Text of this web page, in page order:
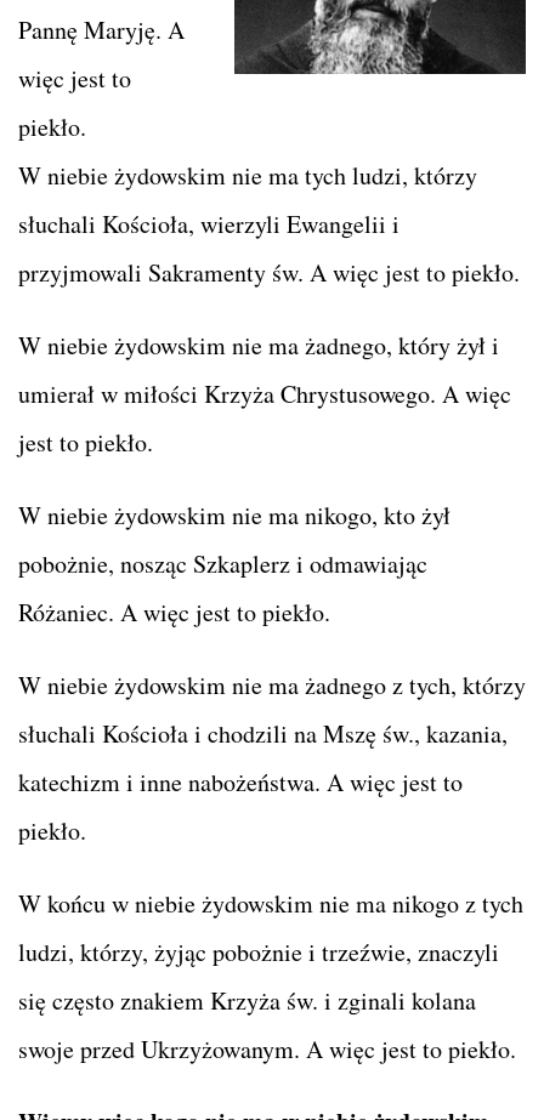
Pannę Maryję. A
więc jest to
piekło.
W niebie żydowskim nie ma tych ludzi, którzy
słuchali Kościoła, wierzyli Ewangelii i
przyjmowali Sakramenty św. A więc jest to piekło.
W niebie żydowskim nie ma żadnego, który żył i
umierał w miłości Krzyża Chrystusowego. A więc
jest to piekło.
W niebie żydowskim nie ma nikogo, kto żył
pobożnie, nosząc Szkaplerz i odmawiając
Różaniec. A więc jest to piekło.
W niebie żydowskim nie ma żadnego z tych, którzy
słuchali Kościoła i chodzili na Mszę św., kazania,
katechizm i inne nabożeństwa. A więc jest to
piekło.
W końcu w niebie żydowskim nie ma nikogo z tych
ludzi, którzy, żyjąc pobożnie i trzeźwie, znaczyli
się często znakiem Krzyża św. i zginali kolana
swoje przed Ukrzyżowanym. A więc jest to piekło.